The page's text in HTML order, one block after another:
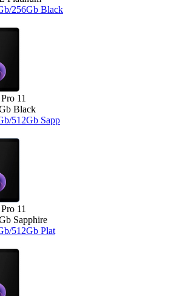
256Gb Black
11
Black
512Gb Sapp
11
Sapphire
512Gb Plat